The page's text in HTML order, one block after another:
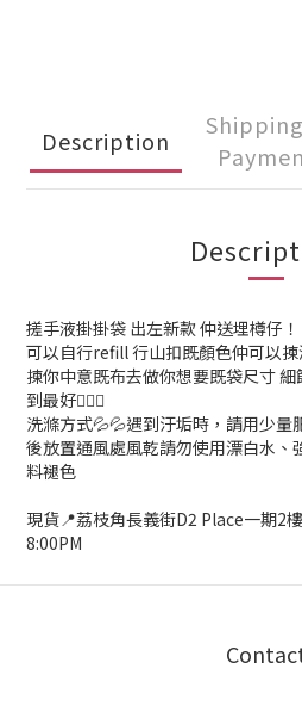
Description
搓手液掛掛袋 出左新款 仲送埋樽仔！
可以自行refill 行山扣既顏色仲可以
揀你中意既布去做你想要既袋尺寸
到最好🙇🏻‍♀️
洗滌方式💦💦遇到汙垢時，請用少量
後放置通風處風乾請勿使用漂白水、
料褪色
現貨📍荔枝角長義街D2 Place一期2
8:00PM